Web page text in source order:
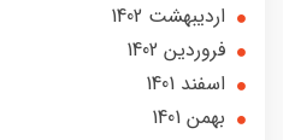
ارديبهشت 1402
فروردین 1402
اسفند 1401
بهمن 1401